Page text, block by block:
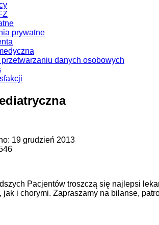
prywatne
przetwarzaniu danych osobowych
19 grudzień 2013
Pacjentów troszczą się najlepsi
jak i chorymi. Zapraszamy na bilanse,